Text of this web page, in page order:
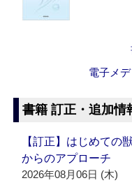
電子メ
書籍 訂正・追加情
【訂正】はじめて
からのアプローチ
2026年08月06日 (木)